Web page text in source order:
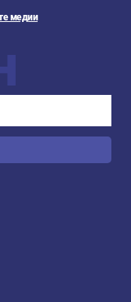
медии